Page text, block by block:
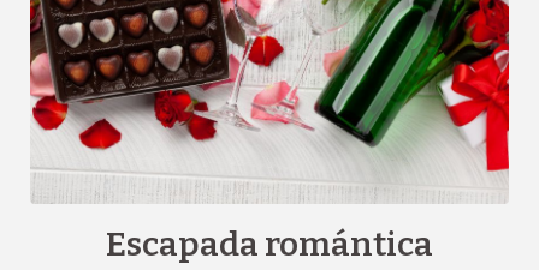
[{"url":"https:\/\/synergy.booking-
channel.com\/api\/hotels\/640\/medias\/210#Hotel Sant
Eloi_Sant Juli\u00e0 de Loria_Escapada
rom\u00e1ntica","name":""}]
Escapada romántica